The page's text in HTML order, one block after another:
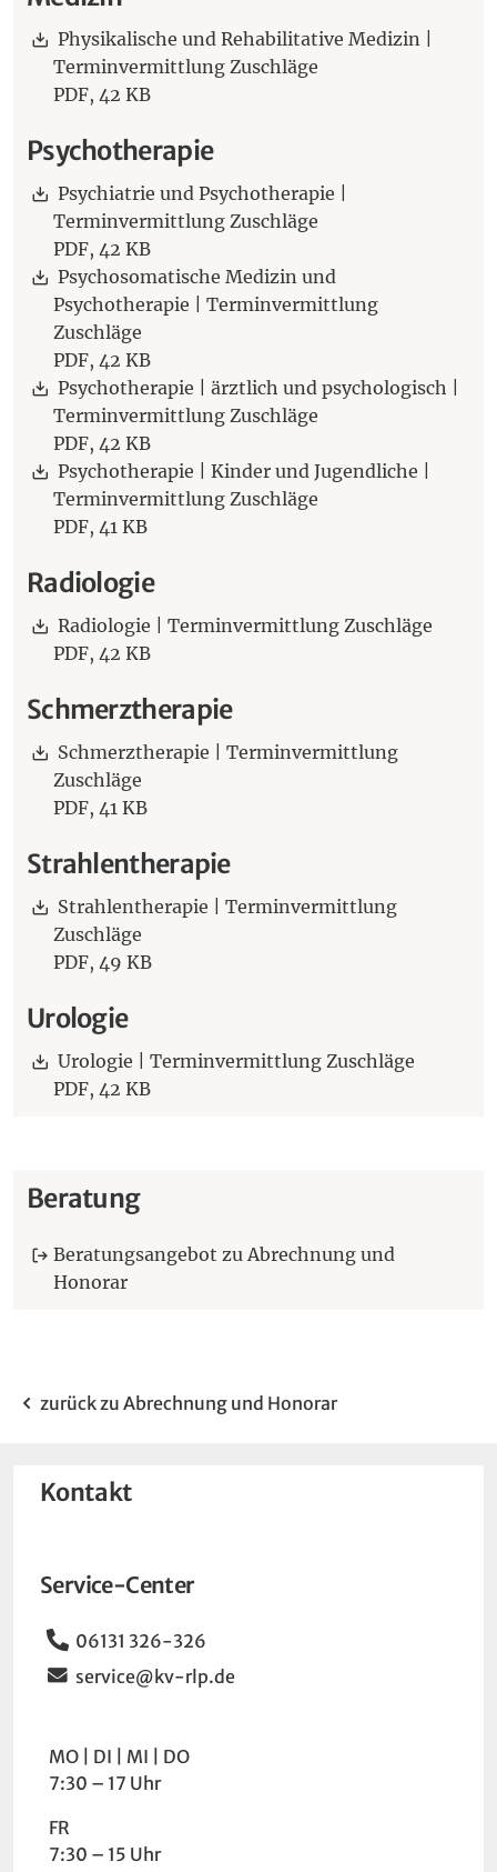
Download:
Physikalische und Rehabilitative Medizin |
Terminvermittlung Zuschläge
PDF, 42 KB
Psychotherapie
Download:
Psychiatrie und Psychotherapie |
Terminvermittlung Zuschläge
PDF, 42 KB
Download:
Psychosomatische Medizin und
Psychotherapie | Terminvermittlung
Zuschläge
PDF, 42 KB
Download:
Psychotherapie | ärztlich und psychologisch |
Terminvermittlung Zuschläge
PDF, 42 KB
Download:
Psychotherapie | Kinder und Jugendliche |
Terminvermittlung Zuschläge
PDF, 41 KB
Radiologie
Download:
Radiologie | Terminvermittlung Zuschläge
PDF, 42 KB
Schmerztherapie
Download:
Schmerztherapie | Terminvermittlung
Zuschläge
PDF, 41 KB
Strahlentherapie
Download:
Strahlentherapie | Terminvermittlung
Zuschläge
PDF, 49 KB
Urologie
Download:
Urologie | Terminvermittlung Zuschläge
PDF, 42 KB
Beratung
Beratungsangebot zu Abrechnung und
Honorar
zurück zu Abrechnung und Honorar
Kontakt
Service-Center
Telefon
06131 326-326
Email
service@kv-rlp.de
Wochentag Uhrzeit
MO DI MI
DO
7:30 – 17 Uhr
FR
7:30 – 15 Uhr